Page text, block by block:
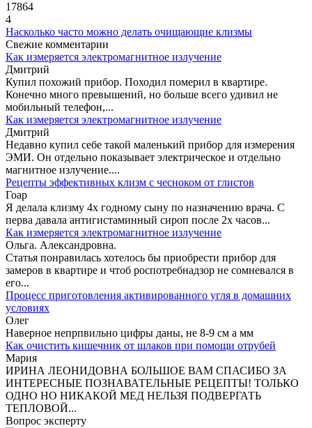
17864
4
Насколько часто можно делать очищающие клизмы
Свежие комментарии
Как измеряется электромагнитное излучение
Дмитрий
Купил похожий прибор. Походил померил в квартире.
Конечно много превышений, но больше всего удивил не
мобильный телефон,...
Как измеряется электромагнитное излучение
Дмитрий
Недавно купил себе такой маленький прибор для измерения
ЭМИ. Он отдельно показывает электрическое и отдельно
магнитное излучение....
Рецепты эффективных клизм с чесноком от глистов
Гоар
Я делала клизму 4х годному сыну по назначению врача. С
перва давала антигистаминный сироп после 2х часов...
Как измеряется электромагнитное излучение
Ольга. Александровна.
Статья понравилась хотелось бы приобрести прибор для
замеров в квартире и чтоб роспотребнадзор не сомневался в
его...
Процесс приготовления активированного угля в домашних
условиях
Олег
Наверное непрпвильно цифры даны, не 8-9 см а мм
Как очистить кишечник от шлаков при помощи отрубей
Мария
ИРИНА ЛЕОНИДОВНА БОЛЬШОЕ ВАМ СПАСИБО ЗА
ИНТЕРЕСНЫЕ ПОЗНАВАТЕЛЬНЫЕ РЕЦЕПТЫ! ТОЛЬКО
ОДНО НО НИКАКОЙ МЕД НЕЛЬЗЯ ПОДВЕРГАТЬ
ТЕПЛОВОЙ...
Вопрос эксперту